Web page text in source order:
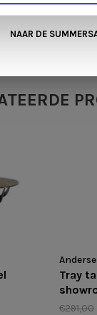
Tray
€291,00
NAAR DE